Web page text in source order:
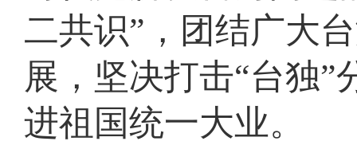
二共识”，团结广大
展，坚决打击“台独
进祖国统一大业。